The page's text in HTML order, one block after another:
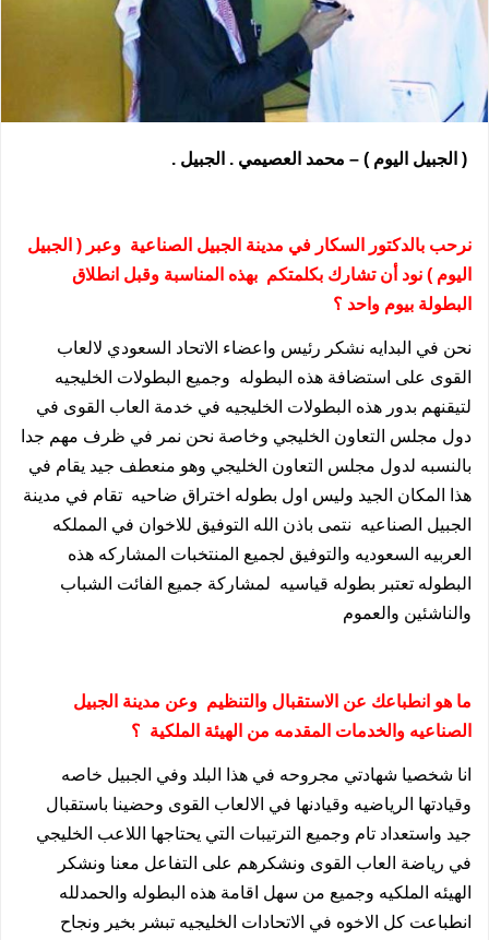
( الجبيل اليوم ) – محمد العصيمي . الجبيل .
نرحب بالدكتور السكار في مدينة الجبيل الصناعية وعبر ( الجبيل
اليوم ) نود أن تشارك بكلمتكم بهذه المناسبة وقبل انطلاق
البطولة بيوم واحد ؟
نحن في البدايه نشكر رئيس واعضاء الاتحاد السعودي لالعاب
القوى على استضافة هذه البطوله وجميع البطولات الخليجيه
لتيقنهم بدور هذه البطولات الخليجيه في خدمة العاب القوى في
دول مجلس التعاون الخليجي وخاصة نحن نمر في ظرف مهم جدا
بالنسبه لدول مجلس التعاون الخليجي وهو منعطف جيد يقام في
هذا المكان الجيد وليس اول بطوله اختراق ضاحيه تقام في مدينة
الجبيل الصناعيه نتمى باذن الله التوفيق للاخوان في المملكه
العربيه السعوديه والتوفيق لجميع المنتخبات المشاركه هذه
البطوله تعتبر بطوله قياسيه لمشاركة جميع الفائت الشباب
والناشئين والعموم
ما هو انطباعك عن الاستقبال والتنظيم وعن مدينة الجبيل
الصناعيه والخدمات المقدمه من الهيئة الملكية ؟
انا شخصيا شهادتي مجروحه في هذا البلد وفي الجبيل خاصه
وقيادتها الرياضيه وقيادنها في الالعاب القوى وحضينا باستقبال
جيد واستعداد تام وجميع الترتيبات التي يحتاجها اللاعب الخليجي
في رياضة العاب القوى ونشكرهم على التفاعل معنا ونشكر
الهيئه الملكيه وجميع من سهل اقامة هذه البطوله والحمدلله
انطباعت كل الاخوه في الاتحادات الخليجيه تبشر بخير ونجاح